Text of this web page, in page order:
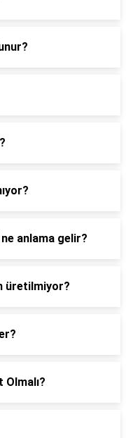
anlama gelir?
üretilmiyor?